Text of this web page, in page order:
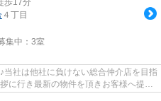
歩17分
４丁目
集中： 3室
社は他社に負けない総合仲介店を目指
に行き最新の物件を頂きお客様へ提供